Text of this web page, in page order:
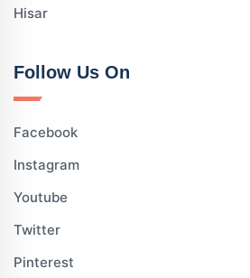
Hisar
Follow Us On
Facebook
Instagram
Youtube
Twitter
Pinterest